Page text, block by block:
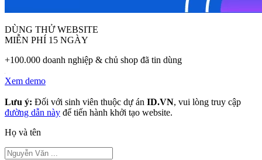
DÙNG THỬ WEBSITE
MIỄN PHÍ 15 NGÀY
+100.000 doanh nghiệp & chủ shop đã tin dùng
Xem demo
Lưu ý: Đối với sinh viên thuộc dự án ID.VN, vui lòng truy cập
đường dẫn này để tiến hành khởi tạo website.
Họ và tên